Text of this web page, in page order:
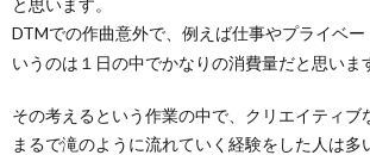
DTMでの作曲意外で、例えば仕事やプライベー
いうのは１日の中でかなりの消費量だと思いま
その考えるという作業の中で、クリエイティブ
まるで滝のように流れていく経験をした人は多